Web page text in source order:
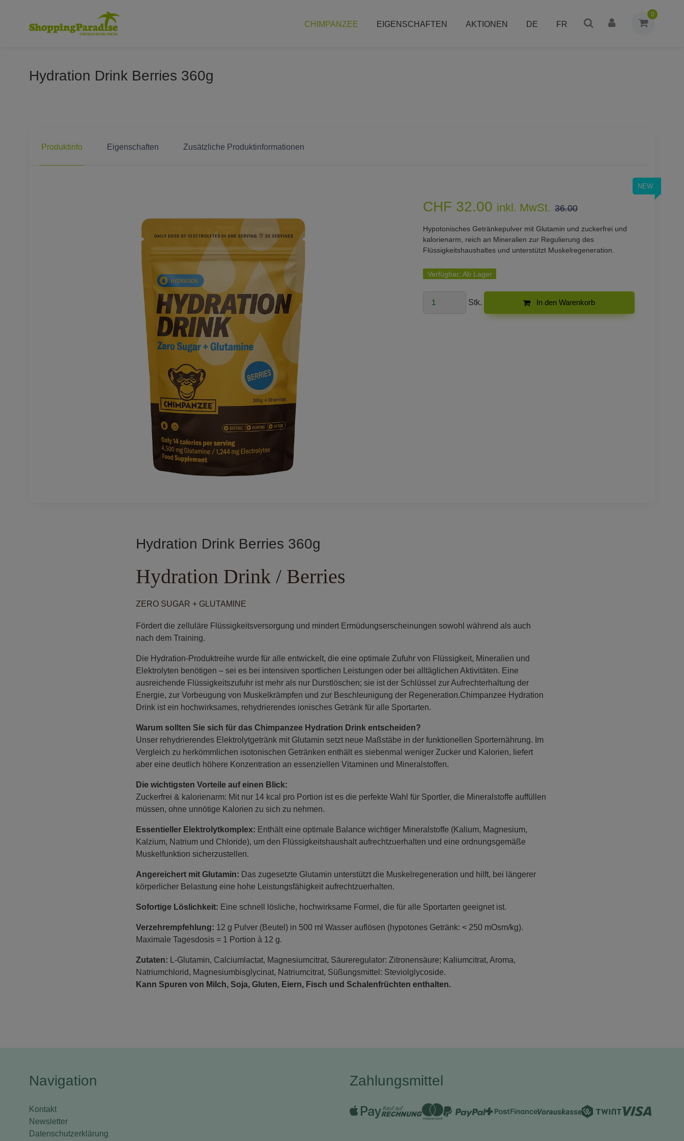
0
CHIMPANZEE EIGENSCHAFTEN AKTIONEN DE FR
Hydration Drink Berries 360g
Produktinfo Eigenschaften Zusätzliche Produktinformationen
NEW
CHF 32.00 inkl. MwSt. 36.00
Hypotonisches Getränkepulver mit Glutamin und zuckerfrei und
kalorienarm, reich an Mineralien zur Regulierung des
Flüssigkeitshaushaltes und unterstützt Muskelregeneration.
Verfügbar: Ab Lager
Stk. In den Warenkorb
Hydration Drink Berries 360g
Hydration Drink / Berries
ZERO SUGAR + GLUTAMINE
Fördert die zelluläre Flüssigkeitsversorgung und mindert Ermüdungserscheinungen sowohl während als auch
nach dem Training.
Die Hydration-Produktreihe wurde für alle entwickelt, die eine optimale Zufuhr von Flüssigkeit, Mineralien und
Elektrolyten benötigen – sei es bei intensiven sportlichen Leistungen oder bei alltäglichen Aktivitäten. Eine
ausreichende Flüssigkeitszufuhr ist mehr als nur Durstlöschen; sie ist der Schlüssel zur Aufrechterhaltung der
Energie, zur Vorbeugung von Muskelkrämpfen und zur Beschleunigung der Regeneration.Chimpanzee Hydration
Drink ist ein hochwirksames, rehydrierendes ionisches Getränk für alle Sportarten.
Warum sollten Sie sich für das Chimpanzee Hydration Drink entscheiden?
Unser rehydrierendes Elektrolytgetränk mit Glutamin setzt neue Maßstäbe in der funktionellen Sporternährung. Im
Vergleich zu herkömmlichen isotonischen Getränken enthält es siebenmal weniger Zucker und Kalorien, liefert
aber eine deutlich höhere Konzentration an essenziellen Vitaminen und Mineralstoffen.
Die wichtigsten Vorteile auf einen Blick:
Zuckerfrei & kalorienarm: Mit nur 14 kcal pro Portion ist es die perfekte Wahl für Sportler, die Mineralstoffe auffüllen
müssen, ohne unnötige Kalorien zu sich zu nehmen.
Essentieller Elektrolytkomplex: Enthält eine optimale Balance wichtiger Mineralstoffe (Kalium, Magnesium,
Kalzium, Natrium und Chloride), um den Flüssigkeitshaushalt aufrechtzuerhalten und eine ordnungsgemäße
Muskelfunktion sicherzustellen.
Angereichert mit Glutamin: Das zugesetzte Glutamin unterstützt die Muskelregeneration und hilft, bei längerer
körperlicher Belastung eine hohe Leistungsfähigkeit aufrechtzuerhalten.
Sofortige Löslichkeit: Eine schnell lösliche, hochwirksame Formel, die für alle Sportarten geeignet ist.
Verzehrempfehlung: 12 g Pulver (Beutel) in 500 ml Wasser auflösen (hypotones Getränk: < 250 mOsm/kg).
Maximale Tagesdosis = 1 Portion à 12 g.
Zutaten: L-Glutamin, Calciumlactat, Magnesiumcitrat, Säureregulator: Zitronensäure; Kaliumcitrat, Aroma,
Natriumchlorid, Magnesiumbisglycinat, Natriumcitrat, Süßungsmittel: Steviolglycoside.
Kann Spuren von Milch, Soja, Gluten, Eiern, Fisch und Schalenfrüchten enthalten.
Navigation
Kontakt
Newsletter
Datenschutzerklärung
Zahlungsmittel